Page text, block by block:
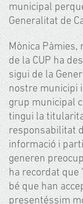
municipal
Generalitat de
Mònica
de la CUP ha
sigui de la
nostre municipi
grup municipal
tingui la
responsabilitat
informació i
generen
ha recordat que
bé que han
presentéssim